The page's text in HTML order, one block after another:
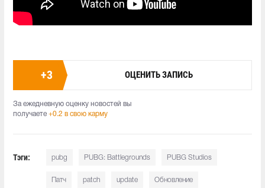
+3 ОЦЕНИТЬ ЗАПИСЬ
За ежедневную оценку новостей вы
получаете +0.2 в свою карму
Тэги: pubg PUBG: Battlegrounds PUBG Studios
Патч patch update Обновление